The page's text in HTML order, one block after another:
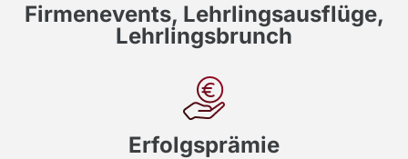
Firmenevents, Lehrlingsausflüge,
Lehrlingsbrunch
Erfolgsprämie